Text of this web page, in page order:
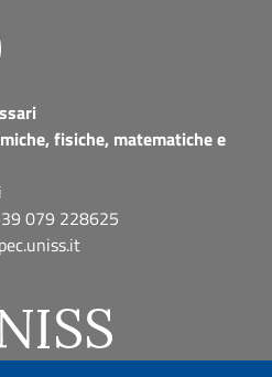
fisiche, matematiche e
079 228625